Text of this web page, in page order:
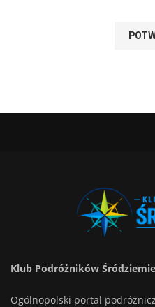
Klub Podróżników Śródziemie
Ogólnopolski portal